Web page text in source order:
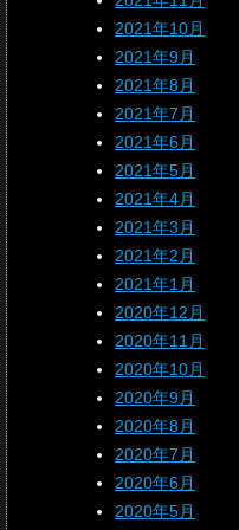
2021年10月
2021年9月
2021年8月
2021年7月
2021年6月
2021年5月
2021年4月
2021年3月
2021年2月
2021年1月
2020年12月
2020年11月
2020年10月
2020年9月
2020年8月
2020年7月
2020年6月
2020年5月